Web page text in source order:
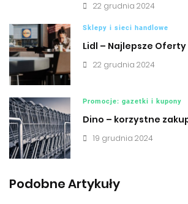
22 grudnia 2024
Sklepy i sieci handlowe
Lidl – Najlepsze
22 grudnia 2024
Promocje: gazetki i kupony
Dino – korzystne
19 grudnia 2024
Podobne Artykuły
Tanie zakupy z kuponami